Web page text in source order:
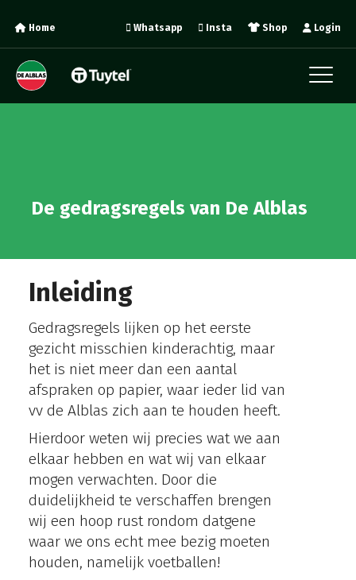
Home Login
Shop
Insta
Whatsapp
De gedragsregels van De Alblas
Inleiding
Gedragsregels lijken op het eerste
gezicht misschien kinderachtig, maar
het is niet meer dan een aantal
afspraken op papier, waar ieder lid van
vv de Alblas zich aan te houden heeft.
Hierdoor weten wij precies wat we aan
elkaar hebben en wat wij van elkaar
mogen verwachten. Door die
duidelijkheid te verschaffen brengen
wij een hoop rust rondom datgene
waar we ons echt mee bezig moeten
houden, namelijk voetballen!